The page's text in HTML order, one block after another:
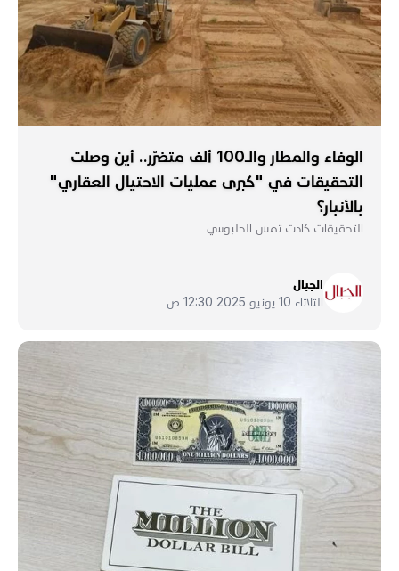
الوفاء والمطار والـ100 ألف متضرّر.. أين وصلت
التحقيقات في "كبرى عمليات الاحتيال العقاري"
بالأنبار؟
التحقيقات كادت تمس الحلبوسي
الجبال
الثلاثاء 10 يونيو 2025 12:30 ص